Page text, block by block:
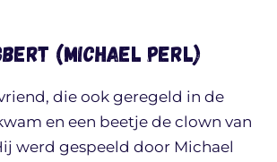
(Michael Perl)
die ook geregeld in de
en een beetje de clown van
werd gespeeld door Michael